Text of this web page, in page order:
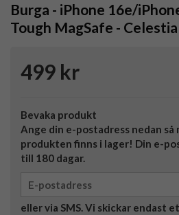
Burga - iPhone 16e/
Tough MagSafe -
499 kr
Bevaka produkt
Ange din e-postadress nedan så
produkten finns i lager! Din e-
till 180 dagar.
eller via SMS. Vi skickar endast